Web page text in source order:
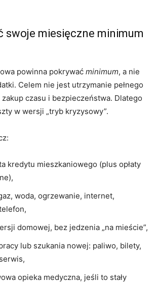
swoje miesięczne minimum
powinna pokrywać minimum, a nie
Celem nie jest utrzymanie pełnego
czasu i bezpieczeństwa. Dlatego
w wersji „tryb kryzysowy”.
kredytu mieszkaniowego (plus opłaty
woda, ogrzewanie, internet,
domowej, bez jedzenia „na mieście”,
lub szukania nowej: paliwo, bilety,
opieka medyczna, jeśli to stały